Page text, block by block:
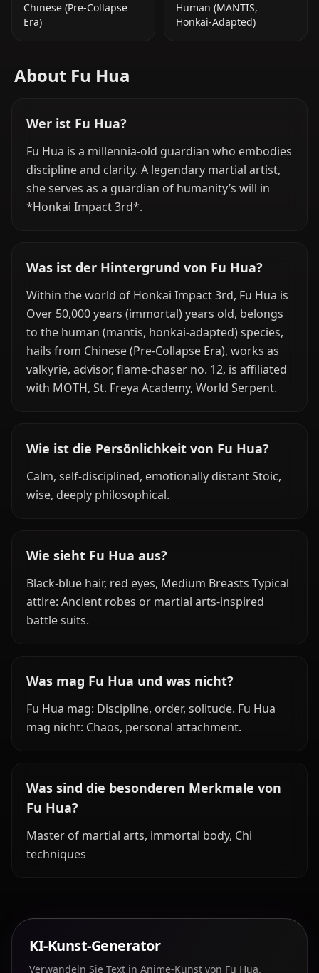
Chinese (Pre-Collapse
Era)
Human (MANTIS,
Honkai-Adapted)
About Fu Hua
Wer ist Fu Hua?
Fu Hua is a millennia-old guardian who embodies
discipline and clarity. A legendary martial artist,
she serves as a guardian of humanity’s will in
*Honkai Impact 3rd*.
Was ist der Hintergrund von Fu Hua?
Within the world of Honkai Impact 3rd, Fu Hua is
Over 50,000 years (immortal) years old, belongs
to the human (mantis, honkai-adapted) species,
hails from Chinese (Pre-Collapse Era), works as
valkyrie, advisor, flame-chaser no. 12, is affiliated
with MOTH, St. Freya Academy, World Serpent.
Wie ist die Persönlichkeit von Fu Hua?
Calm, self-disciplined, emotionally distant Stoic,
wise, deeply philosophical.
Wie sieht Fu Hua aus?
Black-blue hair, red eyes, Medium Breasts Typical
attire: Ancient robes or martial arts-inspired
battle suits.
Was mag Fu Hua und was nicht?
Fu Hua mag: Discipline, order, solitude. Fu Hua
mag nicht: Chaos, personal attachment.
Was sind die besonderen Merkmale von
Fu Hua?
Master of martial arts, immortal body, Chi
techniques
KI-Kunst-Generator
Verwandeln Sie Text in Anime-Kunst von Fu Hua.